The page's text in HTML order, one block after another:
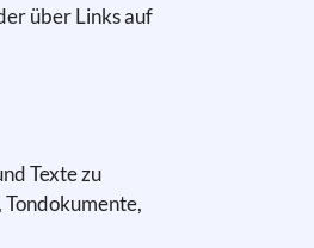
über Links auf
Texte zu